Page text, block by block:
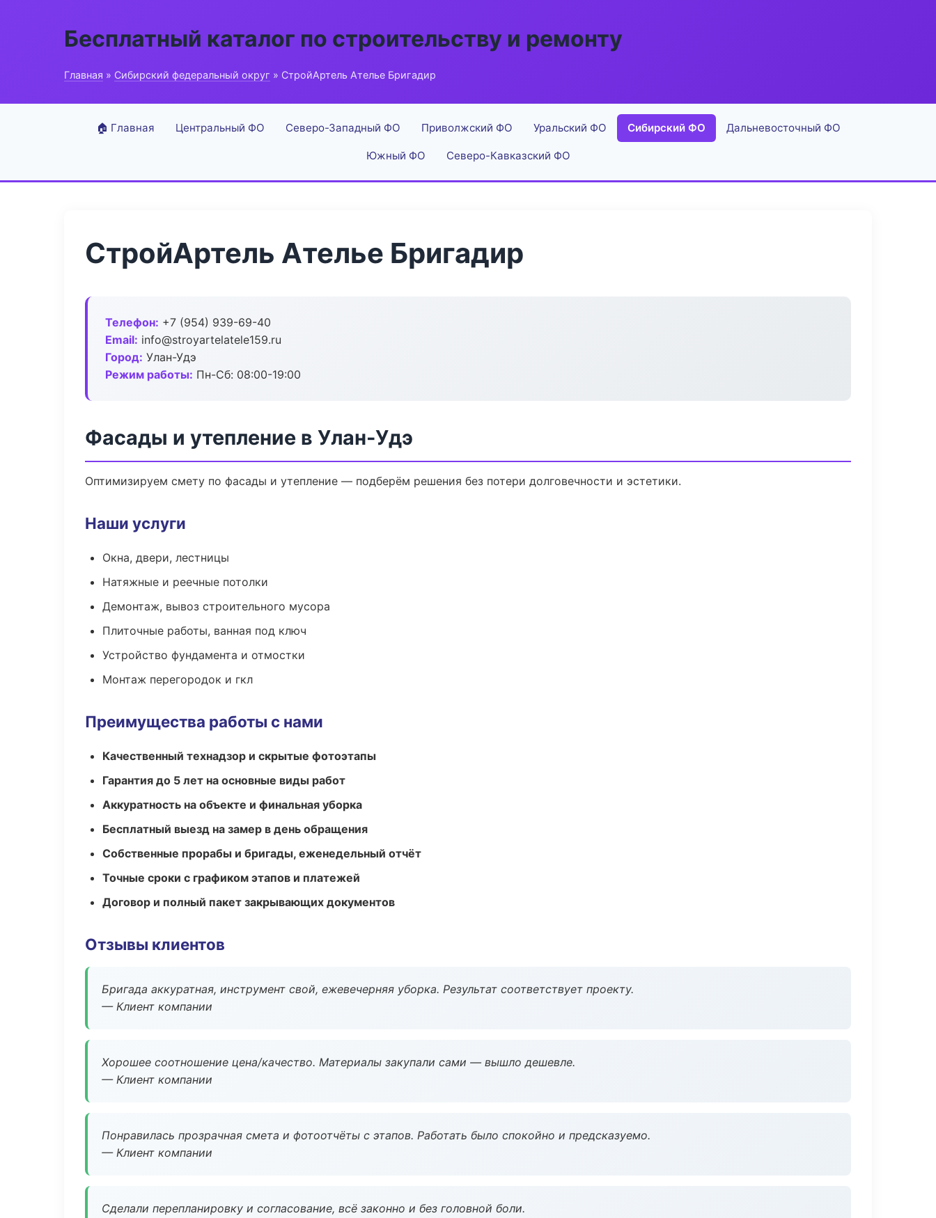
Бесплатный каталог по строительству и ремонту
Главная » Сибирский федеральный округ » СтройАртель Ателье Бригадир
🏠 Главная Центральный ФО Северо-Западный ФО Приволжский ФО Уральский ФО Сибирский ФО Дальневосточный ФО
Южный ФО Северо-Кавказский ФО
СтройАртель Ателье Бригадир
Телефон: +7 (954) 939-69-40
Email: info@stroyartelatele159.ru
Город: Улан-Удэ
Режим работы: Пн-Сб: 08:00-19:00
Фасады и утепление в Улан-Удэ
Оптимизируем смету по фасады и утепление — подберём решения без потери долговечности и эстетики.
Наши услуги
Окна, двери, лестницы
Натяжные и реечные потолки
Демонтаж, вывоз строительного мусора
Плиточные работы, ванная под ключ
Устройство фундамента и отмостки
Монтаж перегородок и гкл
Преимущества работы с нами
Качественный технадзор и скрытые фотоэтапы
Гарантия до 5 лет на основные виды работ
Аккуратность на объекте и финальная уборка
Бесплатный выезд на замер в день обращения
Собственные прорабы и бригады, еженедельный отчёт
Точные сроки с графиком этапов и платежей
Договор и полный пакет закрывающих документов
Отзывы клиентов
Бригада аккуратная, инструмент свой, ежевечерняя уборка. Результат соответствует проекту.
— Клиент компании
Хорошее соотношение цена/качество. Материалы закупали сами — вышло дешевле.
— Клиент компании
Понравилась прозрачная смета и фотоотчёты с этапов. Работать было спокойно и предсказуемо.
— Клиент компании
Сделали перепланировку и согласование, всё законно и без головной боли.